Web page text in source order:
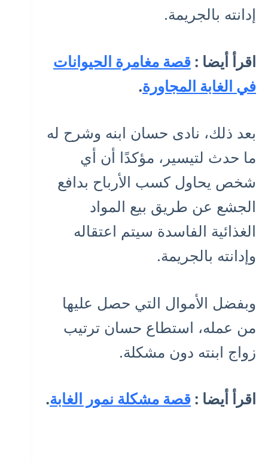
إدانته بالجريمة.
اقرأ أيضا : قصة مغامرة الحيوانات
في الغابة المجاورة.
بعد ذلك، نادى حسان ابنه وشرح له
ما حدث لتيسير، مؤكدًا أن أي
شخص يحاول كسب الأرباح بدافع
الجشع عن طريق بيع المواد
الغذائية الفاسدة سيتم اعتقاله
وإدانته بالجريمة.
وبفضل الأموال التي حصل عليها
من عمله، استطاع حسان ترتيب
زواج ابنته دون مشكلة.
اقرأ أيضا : قصة مشكلة نمور الغابة.